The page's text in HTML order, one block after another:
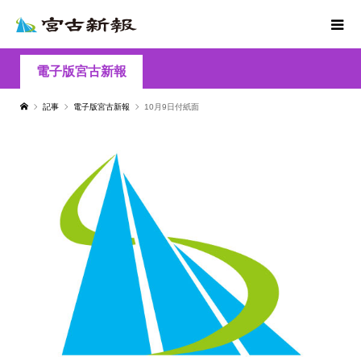
電子版宮古新報
記事 電子版宮古新報 10月9日付紙面